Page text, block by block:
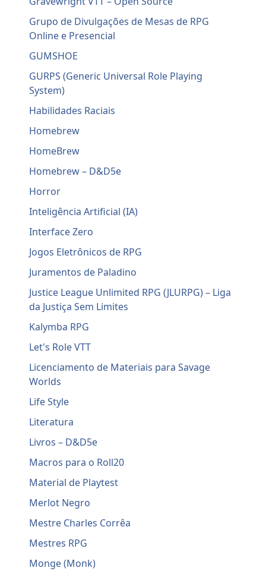
Grupo de Divulgações de Mesas de RPG
Online e Presencial
GUMSHOE
GURPS (Generic Universal Role Playing
System)
Habilidades Raciais
Homebrew
HomeBrew
Homebrew – D&D5e
Horror
Inteligência Artificial (IA)
Interface Zero
Jogos Eletrônicos de RPG
Juramentos de Paladino
Justice League Unlimited RPG (JLURPG) – Liga
da Justiça Sem Limites
Kalymba RPG
Let's Role VTT
Licenciamento de Materiais para Savage
Worlds
Life Style
Literatura
Livros – D&D5e
Macros para o Roll20
Material de Playtest
Merlot Negro
Mestre Charles Corrêa
Mestres RPG
Monge (Monk)